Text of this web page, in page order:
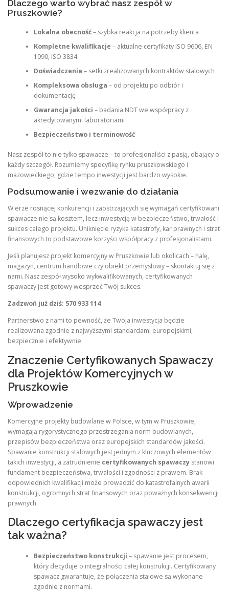
Dlaczego warto wybrać nasz zespół w
Pruszkowie?
Lokalna obecność– szybka reakcja na potrzeby klienta
Kompletne kwalifikacje – aktualne certyfikaty ISO 9606, EN
1090, ISO 3834
Doświadczenie – setki zrealizowanych kontraktów stalowych
Kompleksowa obsługa – od projektu po odbiór i
dokumentację
Gwarancja jakości – badania NDT we współpracy z
akredytowanymi laboratoriami
Bezpieczeństwo i terminowość
Nasz zespół to nie tylko spawacze – to profesjonaliści z pasją, dbający o
każdy szczegół. Rozumiemy specyfikę rynku pruszkowskiego i
mazowieckiego, gdzie tempo inwestycji jest bardzo wysokie.
Podsumowanie i wezwanie do działania
W erze rosnącej konkurencji i zaostrzających się wymagań certyfikowani
spawacze nie są kosztem, lecz inwestycją w bezpieczeństwo, trwałość i
sukces całego projektu. Uniknięcie ryzyka katastrofy, kar prawnych i strat
finansowych to podstawowe korzyści współpracy z profesjonalistami.
Jeśli planujesz projekt komercyjny w Pruszkowie lub okolicach – halę,
magazyn, centrum handlowe czy obiekt przemysłowy – skontaktuj się z
nami. Nasz zespół wysoko wykwalifikowanych, certyfikowanych
spawaczy jest gotowy wesprzeć Twój sukces.
Zadzwoń już dziś: 570 933 114
Partnerstwo z nami to pewność, że Twoja inwestycja będzie
realizowana zgodnie z najwyższymi standardami europejskimi,
bezpiecznie i efektywnie.
Znaczenie Certyfikowanych Spawaczy
dla Projektów Komercyjnych w
Pruszkowie
Wprowadzenie
Komercyjne projekty budowlane w Polsce, w tym w Pruszkowie,
wymagają rygorystycznego przestrzegania norm budowlanych,
przepisów bezpieczeństwa oraz europejskich standardów jakości.
Spawanie konstrukcji stalowych jest jednym z kluczowych elementów
takich inwestycji, a zatrudnienie certyfikowanych spawaczy stanowi
fundament bezpieczeństwa, trwałości i zgodności z prawem. Brak
odpowiednich kwalifikacji może prowadzić do katastrofalnych awarii
konstrukcji, ogromnych strat finansowych oraz poważnych konsekwencji
prawnych.
Dlaczego certyfikacja spawaczy jest
tak ważna?
Bezpieczeństwo konstrukcji – spawanie jest procesem,
który decyduje o integralności całej konstrukcji. Certyfikowany
spawacz gwarantuje, że połączenia stalowe są wykonane
zgodnie z normami.